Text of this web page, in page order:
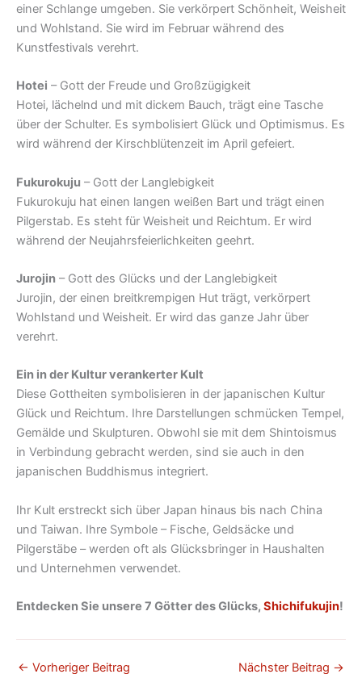
einer Schlange umgeben. Sie verkörpert Schönheit, Weisheit
und Wohlstand. Sie wird im Februar während des
Kunstfestivals verehrt.
Hotei – Gott der Freude und Großzügigkeit
Hotei, lächelnd und mit dickem Bauch, trägt eine Tasche
über der Schulter. Es symbolisiert Glück und Optimismus. Es
wird während der Kirschblütenzeit im April gefeiert.
Fukurokuju – Gott der Langlebigkeit
Fukurokuju hat einen langen weißen Bart und trägt einen
Pilgerstab. Es steht für Weisheit und Reichtum. Er wird
während der Neujahrsfeierlichkeiten geehrt.
Jurojin – Gott des Glücks und der Langlebigkeit
Jurojin, der einen breitkrempigen Hut trägt, verkörpert
Wohlstand und Weisheit. Er wird das ganze Jahr über
verehrt.
Ein in der Kultur verankerter Kult
Diese Gottheiten symbolisieren in der japanischen Kultur
Glück und Reichtum. Ihre Darstellungen schmücken Tempel,
Gemälde und Skulpturen. Obwohl sie mit dem Shintoismus
in Verbindung gebracht werden, sind sie auch in den
japanischen Buddhismus integriert.
Ihr Kult erstreckt sich über Japan hinaus bis nach China
und Taiwan. Ihre Symbole – Fische, Geldsäcke und
Pilgerstäbe – werden oft als Glücksbringer in Haushalten
und Unternehmen verwendet.
Entdecken Sie unsere 7 Götter des Glücks, Shichifukujin!
← Vorheriger Beitrag Nächster Beitrag →